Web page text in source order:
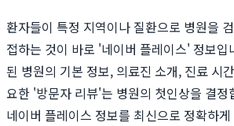
환자들이 특정 지역이나 질환으로 병원을
접하는 것이 바로 '네이버 플레이스' 정보입
된 병원의 기본 정보, 의료진 소개, 진료 시
요한 '방문자 리뷰'는 병원의 첫인상을 결정
네이버 플레이스 정보를 최신으로 정확하